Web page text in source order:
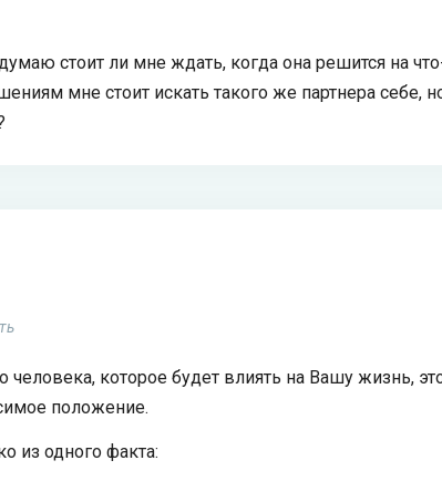
стоит ли мне ждать, когда она решится на
мне стоит искать такого же партнера себе,
которое будет влиять на Вашу жизнь,
положение.
из одного факта: